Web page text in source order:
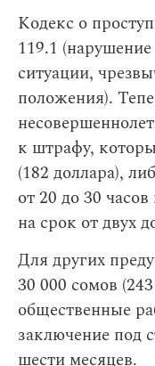
Кодекс о
119.1
ситуации,
положения).
к штрафу,
(182 доллара),
от 20 до 30
на срок от двух
Для других
30 000 сомов
общественные
заключение под
шести месяцев.